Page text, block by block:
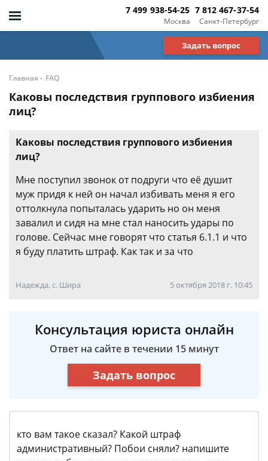
Москва
7 499 938-54-25
Санкт-Петербург
7 812 467-37-54
Задать вопрос
Главная - FAQ
Каковы последствия группового избиения
лиц?
Каковы последствия группового избиения
лиц?
Мне поступил звонок от подруги что её душит
муж придя к ней он начал избивать меня я его
оттолкнула попыталась ударить но он меня
завалил и сидя на мне стал наносить удары по
голове. Сейчас мне говорят что статья 6.1.1 и что
я буду платить штраф. Как так и за что
Надежда, с. Шира 5 октября 2018 г. 10:45
Консультация юриста онлайн
Ответ на сайте в течении 15 минут
Задать вопрос
кто вам такое сказал? Какой штраф
административный? Побои сняли? напишите